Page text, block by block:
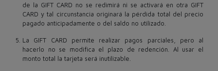
de la GIFT CARD no se redimirá ni se activará en otra GIFT
CARD y tal circunstancia originará la pérdida total del precio
pagado anticipadamente o del saldo no utilizado.
La GIFT CARD permite realizar pagos parciales, pero al
hacerlo no se modifica el plazo de redención. Al usar el
monto total la tarjeta será inutilizable.